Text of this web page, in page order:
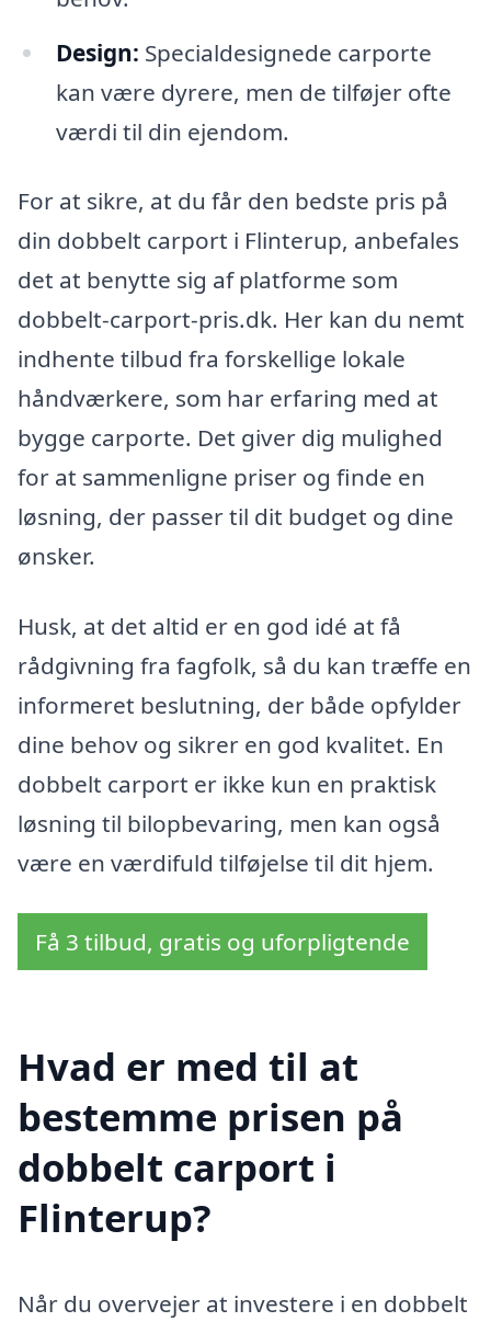
Design: Specialdesignede carporte
kan være dyrere, men de tilføjer ofte
værdi til din ejendom.
For at sikre, at du får den bedste pris på
din dobbelt carport i Flinterup, anbefales
det at benytte sig af platforme som
dobbelt-carport-pris.dk. Her kan du nemt
indhente tilbud fra forskellige lokale
håndværkere, som har erfaring med at
bygge carporte. Det giver dig mulighed
for at sammenligne priser og finde en
løsning, der passer til dit budget og dine
ønsker.
Husk, at det altid er en god idé at få
rådgivning fra fagfolk, så du kan træffe en
informeret beslutning, der både opfylder
dine behov og sikrer en god kvalitet. En
dobbelt carport er ikke kun en praktisk
løsning til bilopbevaring, men kan også
være en værdifuld tilføjelse til dit hjem.
Få 3 tilbud, gratis og uforpligtende
Hvad er med til at
bestemme prisen på
dobbelt carport i
Flinterup?
Når du overvejer at investere i en dobbelt